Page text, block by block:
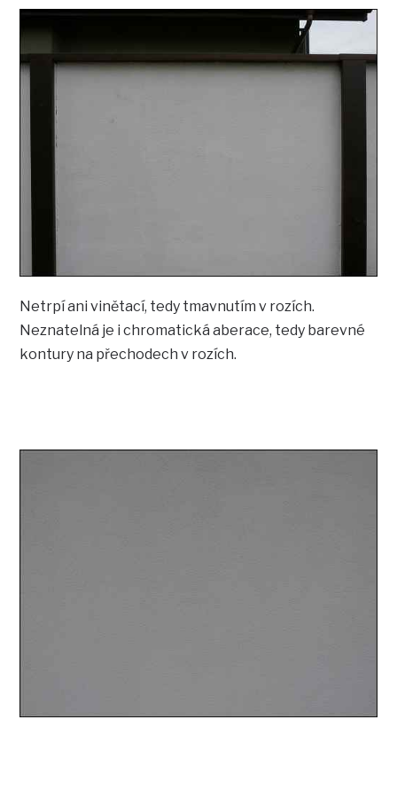
Netrpí ani vinětací, tedy tmavnutím v rozích.
Neznatelná je i chromatická aberace, tedy barevné
kontury na přechodech v rozích.